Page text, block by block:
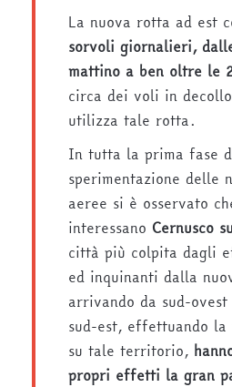
La nuova rotta ad est
sorvoli giornalieri,
mattino a ben oltre le
circa dei voli in
utilizza tale rotta.
In tutta la prima fase
sperimentazione delle
aeree si è osservato
interessano Cernusco
città più colpita dagli
ed inquinanti dalla
arrivando da sud-
sud-est, effettuando
su tale territorio,
propri effetti la gran